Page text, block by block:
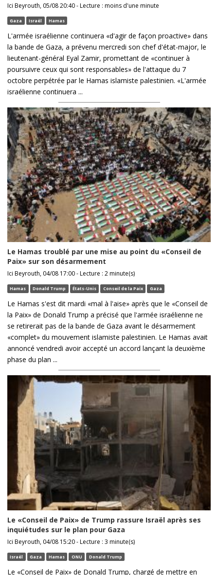
Ici Beyrouth, 05/08 20:40 - Lecture : moins d'une minute
Gaza Israël Hamas
L'armée israélienne continuera «d'agir de façon proactive» dans
la bande de Gaza, a prévenu mercredi son chef d'état-major, le
lieutenant-général Eyal Zamir, promettant de «continuer à
poursuivre ceux qui sont responsables» de l'attaque du 7
octobre perpétrée par le Hamas islamiste palestinien. «L'armée
israélienne continuera ...
Le Hamas troublé par une mise au point du «Conseil de
Paix» sur son désarmement
Ici Beyrouth, 04/08 17:00 - Lecture : 2 minute(s)
Hamas Donald Trump États-Unis Conseil de la Paix Gaza
Le Hamas s'est dit mardi «mal à l'aise» après que le «Conseil de
la Paix» de Donald Trump a précisé que l'armée israélienne ne
se retirerait pas de la bande de Gaza avant le désarmement
«complet» du mouvement islamiste palestinien. Le Hamas avait
annoncé vendredi avoir accepté un accord lançant la deuxième
phase du plan ...
Le «Conseil de Paix» de Trump rassure Israël après ses
inquiétudes sur le plan pour Gaza
Ici Beyrouth, 04/08 15:20 - Lecture : 3 minute(s)
Israël Gaza Hamas ONU Donald Trump
Le «Conseil de Paix» de Donald Trump, chargé de mettre en